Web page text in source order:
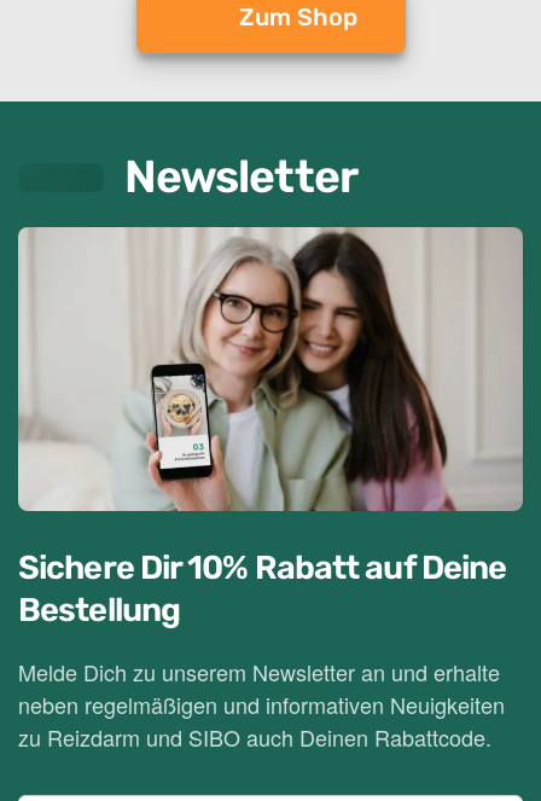
Zum Shop
Newsletter
Sichere Dir 10% Rabattauf Deine
Bestellung
Melde Dich zu unserem Newsletter an und erhalte
neben regelmäßigen und informativen Neuigkeiten
zu Reizdarm und SIBO auch Deinen Rabattcode.